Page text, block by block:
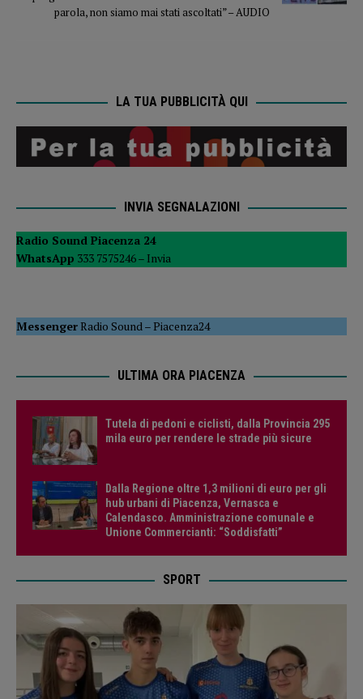
parola, non siamo mai stati ascoltati” – AUDIO
LA TUA PUBBLICITÀ QUI
INVIA SEGNALAZIONI
Radio Sound Piacenza 24
WhatsApp 333 7575246 – Invia
MessengerRadio Sound–Piacenza24
ULTIMA ORA PIACENZA
Tutela di pedoni e ciclisti, dalla Provincia 295
mila euro per rendere le strade più sicure
Dalla Regione oltre 1,3 milioni di euro per gli
hub urbani di Piacenza, Vernasca e
Calendasco. Amministrazione comunale e
Unione Commercianti: “Soddisfatti”
SPORT